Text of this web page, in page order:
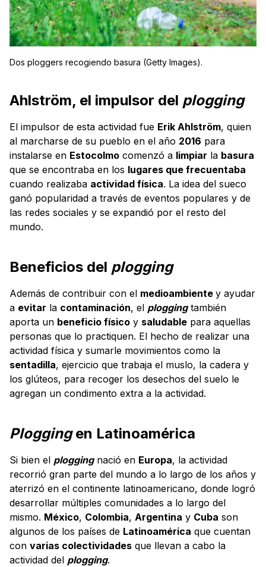
Dos ploggers recogiendo basura (Getty Images).
Ahlström, el impulsor del plogging
El impulsor de esta actividad fue Erik Ahlström, quien
al marcharse de su pueblo en el año 2016 para
instalarse en Estocolmo comenzó a limpiar la basura
que se encontraba en los lugares que frecuentaba
cuando realizaba actividad física. La idea del sueco
ganó popularidad a través de eventos populares y de
las redes sociales y se expandió por el resto del
mundo.
Beneficios del plogging
Además de contribuir con el medioambiente y ayudar
a evitar la contaminación, el ploggingtambién
aporta un beneficio físico y saludable para aquellas
personas que lo practiquen. El hecho de realizar una
actividad física y sumarle movimientos como la
sentadilla, ejercicio que trabaja el muslo, la cadera y
los glúteos, para recoger los desechos del suelo le
agregan un condimento extra a la actividad.
Ploggingen Latinoamérica
Si bien el ploggingnació en Europa, la actividad
recorrió gran parte del mundo a lo largo de los años y
aterrizó en el continente latinoamericano, donde logró
desarrollar múltiples comunidades a lo largo del
mismo. México, Colombia, Argentina y Cuba son
algunos de los países de Latinoamérica que cuentan
con varias colectividades que llevan a cabo la
actividad del plogging.